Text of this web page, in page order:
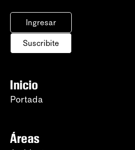
Ingresar
Suscribite
Inicio
Portada
Áreas